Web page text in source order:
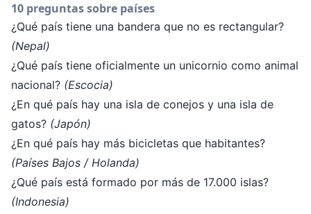
10 preguntas sobre países
¿Qué país tiene una bandera que no es rectangular?
(Nepal)
¿Qué país tiene oficialmente un unicornio como animal
nacional? (Escocia)
¿En qué país hay una isla de conejos y una isla de
gatos? (Japón)
¿En qué país hay más bicicletas que habitantes?
(Países Bajos / Holanda)
¿Qué país está formado por más de 17.000 islas?
(Indonesia)